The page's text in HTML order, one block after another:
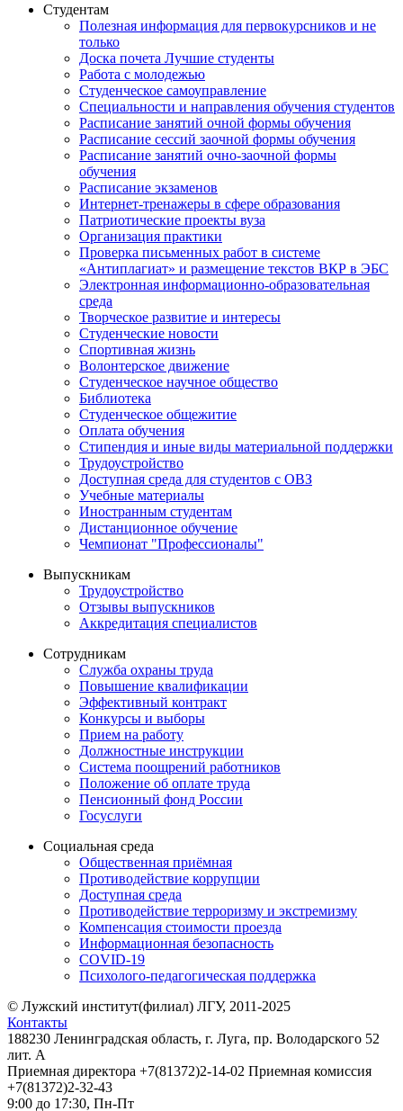
Студентам
Полезная информация для первокурсников и не
только
Доска почета Лучшие студенты
Работа с молодежью
Студенческое самоуправление
Специальности и направления обучения студентов
Расписание занятий очной формы обучения
Расписание сессий заочной формы обучения
Расписание занятий очно-заочной формы
обучения
Расписание экзаменов
Интернет-тренажеры в сфере образования
Патриотические проекты вуза
Организация практики
Проверка письменных работ в системе
«Антиплагиат» и размещение текстов ВКР в ЭБС
Электронная информационно-образовательная
среда
Творческое развитие и интересы
Студенческие новости
Спортивная жизнь
Волонтерское движение
Студенческое научное общество
Библиотека
Студенческое общежитие
Оплата обучения
Стипендия и иные виды материальной поддержки
Трудоустройство
Доступная среда для студентов с ОВЗ
Учебные материалы
Иностранным студентам
Дистанционное обучение
Чемпионат "Профессионалы"
Выпускникам
Трудоустройство
Отзывы выпускников
Аккредитация специалистов
Сотрудникам
Служба охраны труда
Повышение квалификации
Эффективный контракт
Конкурсы и выборы
Прием на работу
Должностные инструкции
Система поощрений работников
Положение об оплате труда
Пенсионный фонд России
Госуслуги
Социальная среда
Общественная приёмная
Противодействие коррупции
Доступная среда
Противодействие терроризму и экстремизму
Компенсация стоимости проезда
Информационная безопасность
COVID-19
Психолого-педагогическая поддержка
© Лужский институт(филиал) ЛГУ, 2011-2025
Контакты
188230 Ленинградская область, г. Луга, пр. Володарского 52
лит. А
Приемная директора +7(81372)2-14-02 Приемная комиссия
+7(81372)2-32-43
9:00 до 17:30, Пн-Пт